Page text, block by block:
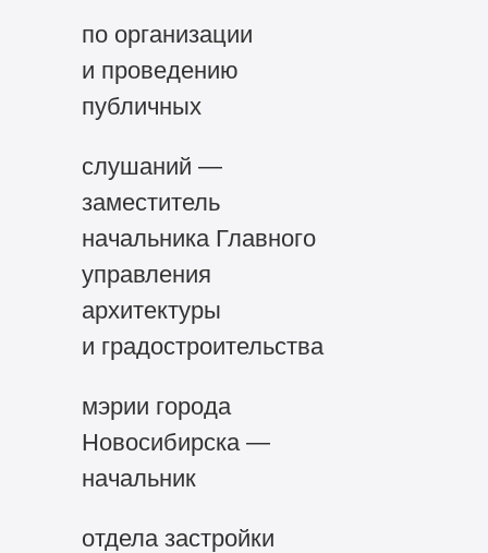
по организации
и проведению
публичных
слушаний —
заместитель
начальника Главного
управления
архитектуры
и градостроительства
мэрии города
Новосибирска —
начальник
отдела застройки